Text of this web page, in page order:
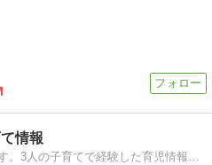
情報
共働きのワーキングママです。3人の子育てで経験した育児情報や体験談を紹介しています。